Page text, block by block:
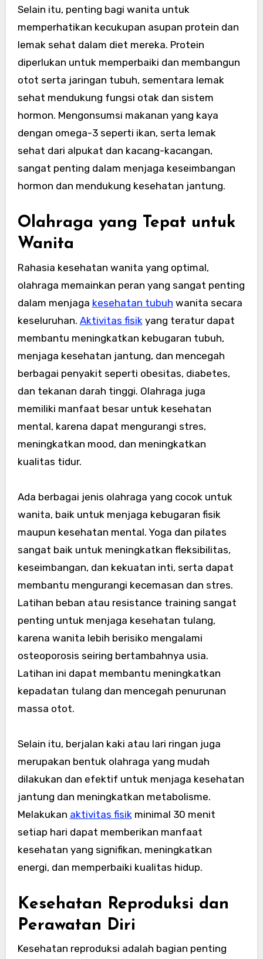
Selain itu, penting bagi wanita untuk
memperhatikan kecukupan asupan protein dan
lemak sehat dalam diet mereka. Protein
diperlukan untuk memperbaiki dan membangun
otot serta jaringan tubuh, sementara lemak
sehat mendukung fungsi otak dan sistem
hormon. Mengonsumsi makanan yang kaya
dengan omega-3 seperti ikan, serta lemak
sehat dari alpukat dan kacang-kacangan,
sangat penting dalam menjaga keseimbangan
hormon dan mendukung kesehatan jantung.
Olahraga yang Tepat untuk
Wanita
Rahasia kesehatan wanita yang optimal,
olahraga memainkan peran yang sangat penting
dalam menjaga kesehatan tubuh wanita secara
keseluruhan. Aktivitas fisik yang teratur dapat
membantu meningkatkan kebugaran tubuh,
menjaga kesehatan jantung, dan mencegah
berbagai penyakit seperti obesitas, diabetes,
dan tekanan darah tinggi. Olahraga juga
memiliki manfaat besar untuk kesehatan
mental, karena dapat mengurangi stres,
meningkatkan mood, dan meningkatkan
kualitas tidur.
Ada berbagai jenis olahraga yang cocok untuk
wanita, baik untuk menjaga kebugaran fisik
maupun kesehatan mental. Yoga dan pilates
sangat baik untuk meningkatkan fleksibilitas,
keseimbangan, dan kekuatan inti, serta dapat
membantu mengurangi kecemasan dan stres.
Latihan beban atau resistance training sangat
penting untuk menjaga kesehatan tulang,
karena wanita lebih berisiko mengalami
osteoporosis seiring bertambahnya usia.
Latihan ini dapat membantu meningkatkan
kepadatan tulang dan mencegah penurunan
massa otot.
Selain itu, berjalan kaki atau lari ringan juga
merupakan bentuk olahraga yang mudah
dilakukan dan efektif untuk menjaga kesehatan
jantung dan meningkatkan metabolisme.
Melakukan aktivitas fisik minimal 30 menit
setiap hari dapat memberikan manfaat
kesehatan yang signifikan, meningkatkan
energi, dan memperbaiki kualitas hidup.
Kesehatan Reproduksi dan
Perawatan Diri
Kesehatan reproduksi adalah bagian penting